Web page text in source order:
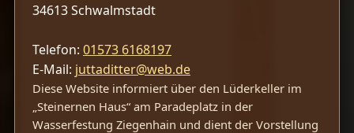
34613 Schwalmstadt
Telefon: 01573 6168197
E-Mail: juttaditter@web.de
Diese Website informiert über den Lüderkeller im
„Steinernen Haus“ am Paradeplatz in der
Wasserfestung Ziegenhain und dient der Vorstellung